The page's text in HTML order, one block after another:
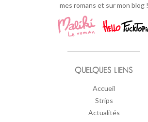
mes romans et sur mon blog !
QUELQUES LIENS
Accueil
Strips
Actualités